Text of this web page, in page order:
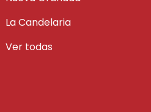
La Candelaria
Ver todas